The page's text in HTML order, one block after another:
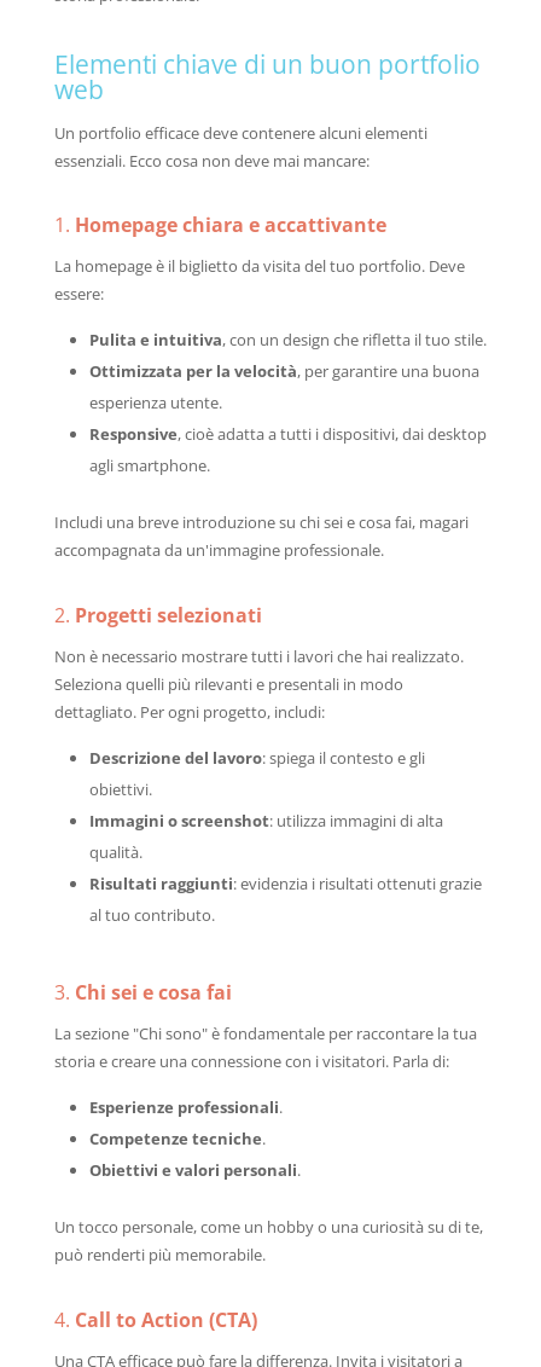
Elementi chiave di un buon portfolio
web
Un portfolio efficace deve contenere alcuni elementi
essenziali. Ecco cosa non deve mai mancare:
1. Homepage chiara e accattivante
La homepage è il biglietto da visita del tuo portfolio. Deve
essere:
Pulita e intuitiva, con un design che rifletta il tuo stile.
Ottimizzata per la velocità, per garantire una buona
esperienza utente.
Responsive, cioè adatta a tutti i dispositivi, dai desktop
agli smartphone.
Includi una breve introduzione su chi sei e cosa fai, magari
accompagnata da un'immagine professionale.
2. Progetti selezionati
Non è necessario mostrare tutti i lavori che hai realizzato.
Seleziona quelli più rilevanti e presentali in modo
dettagliato. Per ogni progetto, includi:
Descrizione del lavoro: spiega il contesto e gli
obiettivi.
Immagini o screenshot: utilizza immagini di alta
qualità.
Risultati raggiunti: evidenzia i risultati ottenuti grazie
al tuo contributo.
3. Chi sei e cosa fai
La sezione "Chi sono" è fondamentale per raccontare la tua
storia e creare una connessione con i visitatori. Parla di:
Esperienze professionali.
Competenze tecniche.
Obiettivi e valori personali.
Un tocco personale, come un hobby o una curiosità su di te,
può renderti più memorabile.
4. Call to Action (CTA)
Una CTA efficace può fare la differenza. Invita i visitatori a